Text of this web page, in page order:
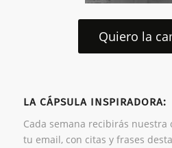
Quiero la
LA CÁPSULA INSPIRADORA:
Cada semana recibirás
tu email, con citas y frases